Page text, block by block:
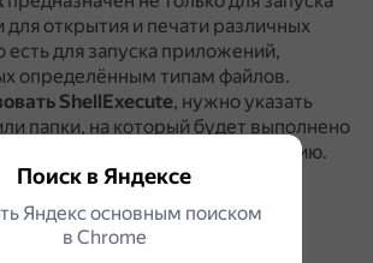
открытия и печати различных
есть для запуска приложений,
определённым типам файлов.
ShellExecute, нужно указать
папки, на который будет выполнено
который определяет операцию.
необходимо заполнить
элементы структуры
Поиск в Яндексе
Яндекс основным поиском
в Сhrome